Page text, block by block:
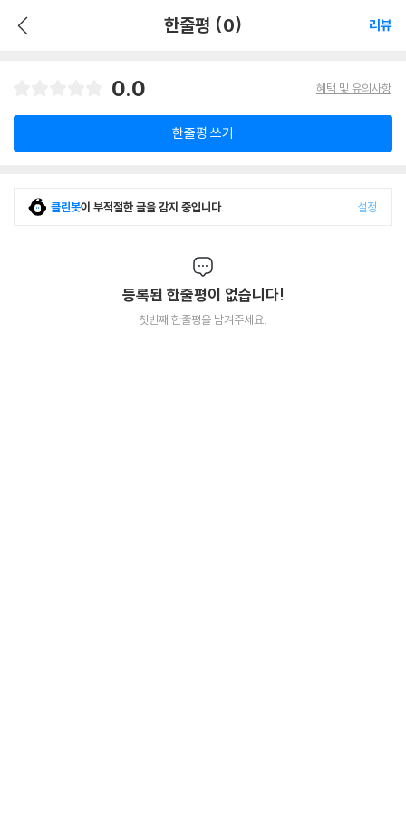
한줄평 (0) 리뷰
0.0 혜택 및 유의사항
한줄평 쓰기
클린봇이 부적절한 글을 감지 중입니다. 설정
등록된 한줄평이 없습니다!
첫번째 한줄평을 남겨주세요.